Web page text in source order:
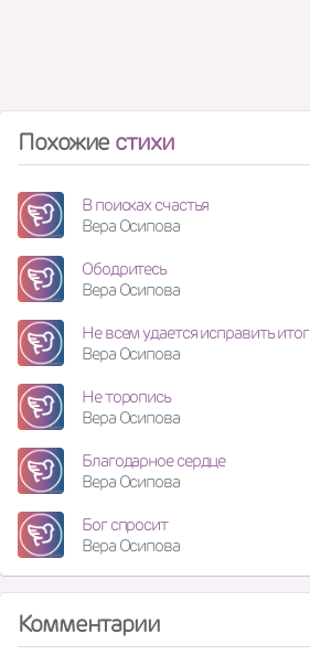
Похожие стихи
В поисках счастья
Вера Осипова
Ободритесь
Вера Осипова
Не всем удается исправить итог
Вера Осипова
Не торопись
Вера Осипова
Благодарное сердце
Вера Осипова
Бог спросит
Вера Осипова
Комментарии